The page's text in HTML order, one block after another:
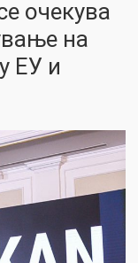
очекува
на
ЕУ и